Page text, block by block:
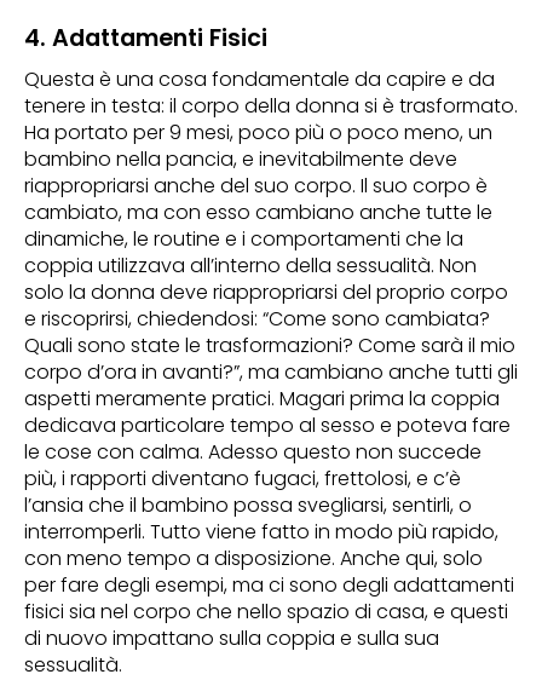
4. Adattamenti Fisici
Questa è una cosa fondamentale da capire e da
tenere in testa: il corpo della donna si è trasformato.
Ha portato per 9 mesi, poco più o poco meno, un
bambino nella pancia, e inevitabilmente deve
riappropriarsi anche del suo corpo. Il suo corpo è
cambiato, ma con esso cambiano anche tutte le
dinamiche, le routine e i comportamenti che la
coppia utilizzava all’interno della sessualità. Non
solo la donna deve riappropriarsi del proprio corpo
e riscoprirsi, chiedendosi: “Come sono cambiata?
Quali sono state le trasformazioni? Come sarà il mio
corpo d’ora in avanti?”, ma cambiano anche tutti gli
aspetti meramente pratici. Magari prima la coppia
dedicava particolare tempo al sesso e poteva fare
le cose con calma. Adesso questo non succede
più, i rapporti diventano fugaci, frettolosi, e c’è
l’ansia che il bambino possa svegliarsi, sentirli, o
interromperli. Tutto viene fatto in modo più rapido,
con meno tempo a disposizione. Anche qui, solo
per fare degli esempi, ma ci sono degli adattamenti
fisici sia nel corpo che nello spazio di casa, e questi
di nuovo impattano sulla coppia e sulla sua
sessualità.